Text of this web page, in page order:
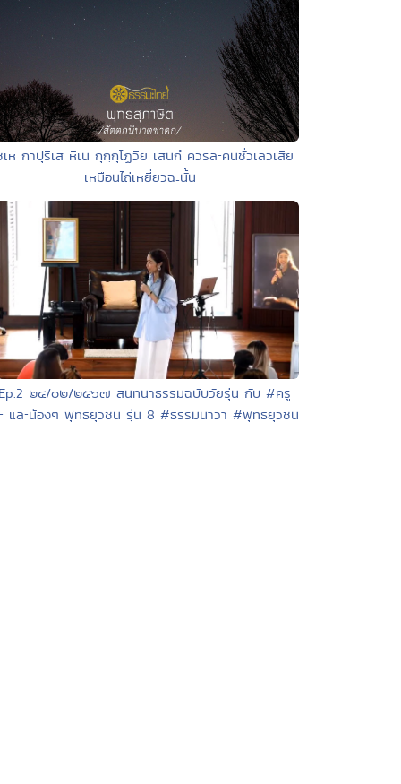
เห กาปุริเส หีเน กุกฺกุโฏวิย เสนกํ ควรละคนชั่วเลวเสีย
เหมือนไถ่เหยี่ยวฉะนั้น
๒๔/๐๒/๒๕๖๗ สนทนาธรรมฉบับวัยรุ่น กับ #ครู
ะ และน้องๆ พุทธยุวชน รุ่น 8 #ธรรมนาวา #พุทธยุวชน